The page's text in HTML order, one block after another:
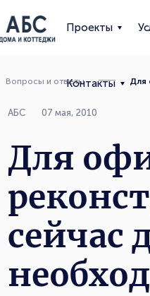
Проекты
Контакты
Вопросы и ответы Для
АБС 07 мая, 2010
Для
сейчас